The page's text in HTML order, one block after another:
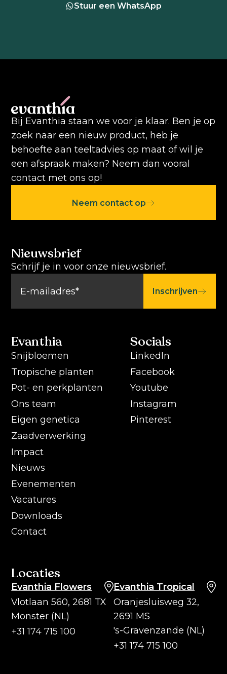
Stuur een WhatsApp
Bij Evanthia staan we voor je klaar. Ben je op
zoek naar een nieuw product, heb je
behoefte aan teeltadvies op maat of wil je
een afspraak maken? Neem dan vooral
contact met ons op!
Neem contact op
Evanthia
Snijbloemen
Tropische planten
Pot- en perkplanten
Ons team
Eigen genetica
Zaadverwerking
Impact
Nieuws
Evenementen
Vacatures
Downloads
Contact
Socials
LinkedIn
Facebook
Youtube
Instagram
Pinterest
Locaties
Evanthia Flowers
Vlotlaan 560, 2681 TX
Monster (NL)
+31 174 715 100
Evanthia Tropical
Oranjesluisweg 32,
2691 MS
's-Gravenzande (NL)
+31 174 715 100
Nieuwsbrief
Schrijf je in voor onze nieuwsbrief.
Inschrijven